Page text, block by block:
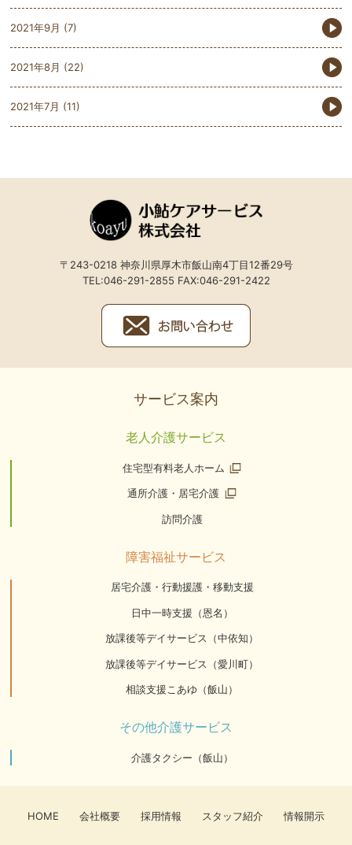
2021年9月 (7)
2021年8月 (22)
2021年7月 (11)
〒243-0218 神奈川県厚木市飯山南4丁目12番29号
TEL:046-291-2855 FAX:046-291-2422
サービス案内
老人介護サービス
住宅型有料老人ホーム
通所介護・居宅介護
訪問介護
障害福祉サービス
居宅介護・行動援護・移動支援
日中一時支援（恩名）
放課後等デイサービス（中依知）
放課後等デイサービス（愛川町）
相談支援こあゆ（飯山）
その他介護サービス
介護タクシー（飯山）
HOME 会社概要 採用情報 スタッフ紹介 情報開示